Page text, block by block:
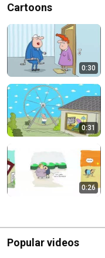
Cartoons
0:30
0:31
0:26
Popular videos